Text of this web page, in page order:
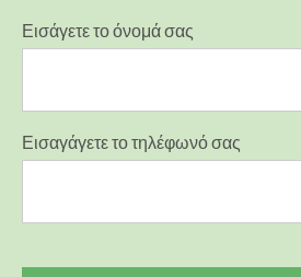
Εισάγετε το όνομά σας
Εισαγάγετε το τηλέφωνό σας